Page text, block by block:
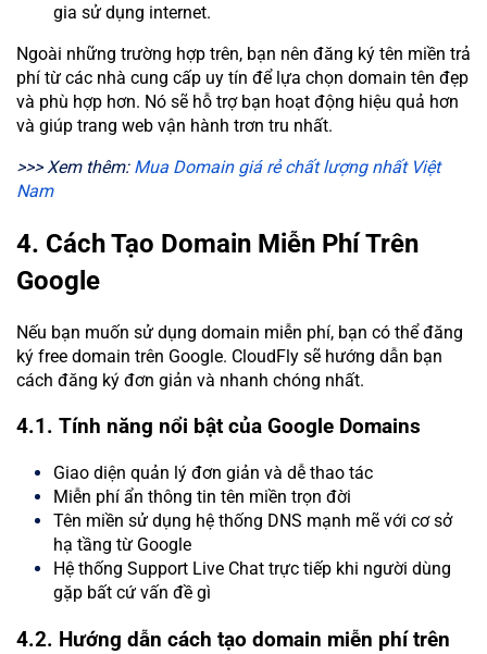
gia sử dụng internet.
Ngoài những trường hợp trên, bạn nên đăng ký tên miền trả
phí từ các nhà cung cấp uy tín để lựa chọn domain tên đẹp
và phù hợp hơn. Nó sẽ hỗ trợ bạn hoạt động hiệu quả hơn
và giúp trang web vận hành trơn tru nhất.
>>> Xem thêm: Mua Domain giá rẻ chất lượng nhất Việt
Nam
4. Cách Tạo Domain Miễn Phí Trên
Google
Nếu bạn muốn sử dụng domain miễn phí, bạn có thể đăng
ký free domain trên Google. CloudFly sẽ hướng dẫn bạn
cách đăng ký đơn giản và nhanh chóng nhất.
4.1. Tính năng nổi bật của Google Domains
Giao diện quản lý đơn giản và dễ thao tác
Miễn phí ẩn thông tin tên miền trọn đời
Tên miền sử dụng hệ thống DNS mạnh mẽ với cơ sở
hạ tầng từ Google
Hệ thống Support Live Chat trực tiếp khi người dùng
gặp bất cứ vấn đề gì
4.2. Hướng dẫn cách tạo domain miễn phí trên